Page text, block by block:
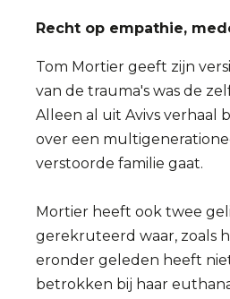
Recht op empathie,
Tom Mortier geeft zijn
van de trauma's was de
Alleen al uit Avivs
over een
verstoorde familie gaat.
Mortier heeft ook twee
gerekruteerd waar, zoals
eronder geleden heeft
betrokken bij haar